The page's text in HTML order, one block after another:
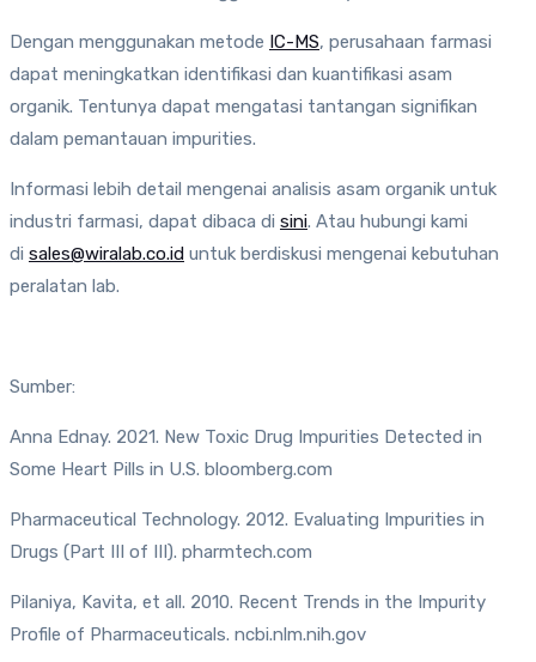
Dengan menggunakan metode IC-MS, perusahaan farmasi
dapat meningkatkan identifikasi dan kuantifikasi asam
organik. Tentunya dapat mengatasi tantangan signifikan
dalam pemantauan impurities.
Informasi lebih detail mengenai analisis asam organik untuk
industri farmasi, dapat dibaca di sini. Atau hubungi kami
di sales@wiralab.co.id untuk berdiskusi mengenai kebutuhan
peralatan lab.
Sumber:
Anna Ednay. 2021. New Toxic Drug Impurities Detected in
Some Heart Pills in U.S. bloomberg.com
Pharmaceutical Technology. 2012. Evaluating Impurities in
Drugs (Part III of III). pharmtech.com
Pilaniya, Kavita, et all. 2010. Recent Trends in the Impurity
Profile of Pharmaceuticals. ncbi.nlm.nih.gov